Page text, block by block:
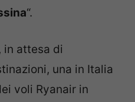
“.
in attesa di
una in Italia
voli Ryanair in